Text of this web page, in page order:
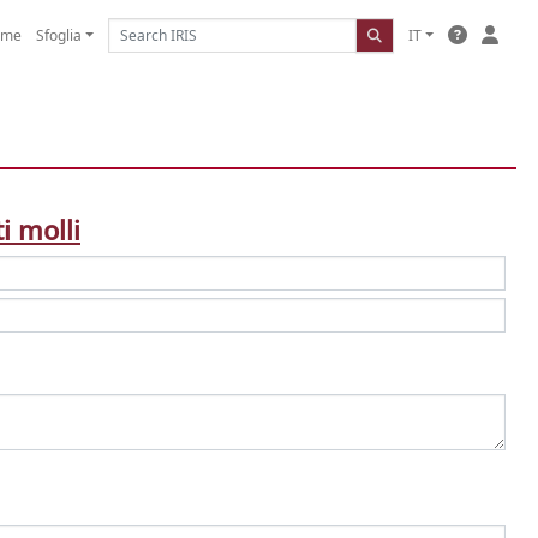
Sfoglia IT
molli